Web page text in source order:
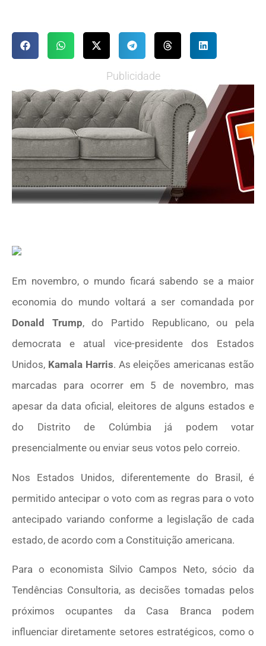
Publicidade
Em novembro, o mundo ficará sabendo se a maior
economia do mundo voltará a ser comandada por
Donald Trump, do Partido Republicano, ou pela
democrata e atual vice-presidente dos Estados
Unidos, Kamala Harris. As eleições americanas estão
marcadas para ocorrer em 5 de novembro, mas
apesar da data oficial, eleitores de alguns estados e
do Distrito de Colúmbia já podem votar
presencialmente ou enviar seus votos pelo correio.
Nos Estados Unidos, diferentemente do Brasil, é
permitido antecipar o voto com as regras para o voto
antecipado variando conforme a legislação de cada
estado, de acordo com a Constituição americana.
Para o economista Silvio Campos Neto, sócio da
Tendências Consultoria, as decisões tomadas pelos
próximos ocupantes da Casa Branca podem
influenciar diretamente setores estratégicos, como o